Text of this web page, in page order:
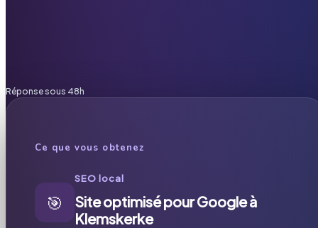
Réponse sous 48h
Ce que vous obtenez
🎯
SEO local
Site optimisé pour Google à
Klemskerke